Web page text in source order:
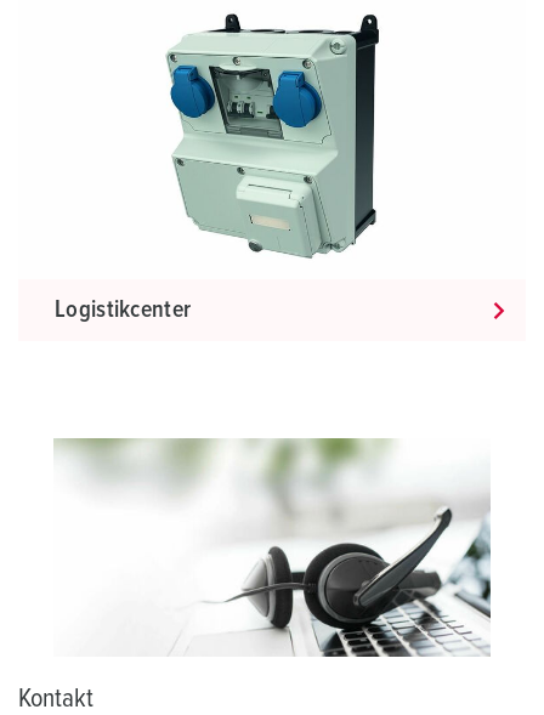
Logistikcenter
Kontakt